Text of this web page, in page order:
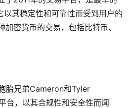
以其稳定性和可靠性而受到用户的
密货币的交易，包括比特币、
胎兄弟Cameron和Tyler
台，以其合规性和安全性而闻